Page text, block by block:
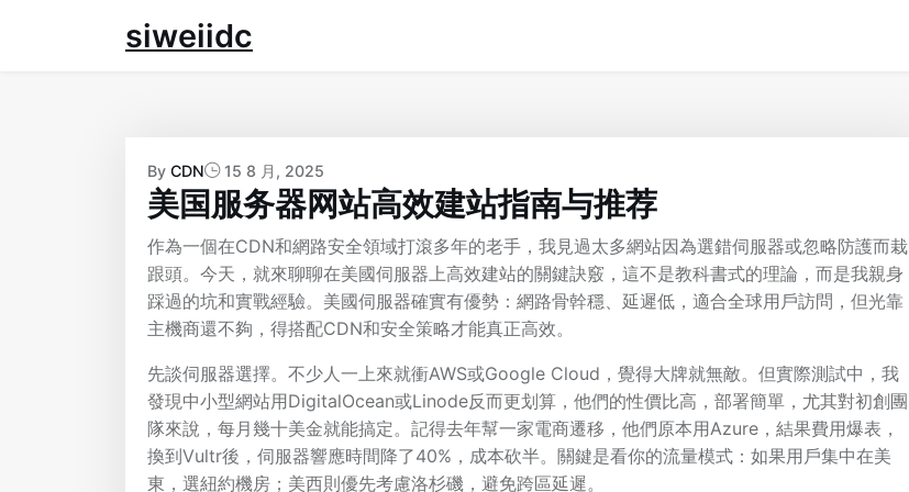
siweiidc
By CDN 15 8 月, 2025
美国服务器网站高效建站指南与推荐
作為一個在CDN和網路安全領域打滾多年的老手，我見過太多網站因為選錯伺服器或忽略防護而栽
跟頭。今天，就來聊聊在美國伺服器上高效建站的關鍵訣竅，這不是教科書式的理論，而是我親身
踩過的坑和實戰經驗。美國伺服器確實有優勢：網路骨幹穩、延遲低，適合全球用戶訪問，但光靠
主機商還不夠，得搭配CDN和安全策略才能真正高效。
先談伺服器選擇。不少人一上來就衝AWS或Google Cloud，覺得大牌就無敵。但實際測試中，我
發現中小型網站用DigitalOcean或Linode反而更划算，他們的性價比高，部署簡單，尤其對初創團
隊來說，每月幾十美金就能搞定。記得去年幫一家電商遷移，他們原本用Azure，結果費用爆表，
換到Vultr後，伺服器響應時間降了40%，成本砍半。關鍵是看你的流量模式：如果用戶集中在美
東，選紐約機房；美西則優先考慮洛杉磯，避免跨區延遲。